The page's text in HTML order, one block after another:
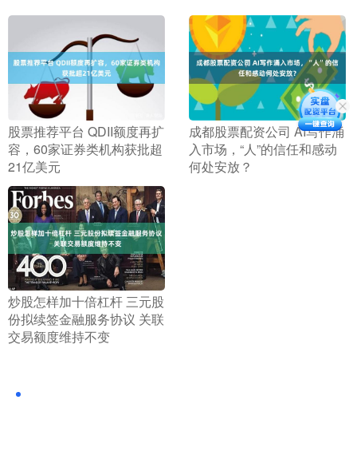
​股票推荐平台 QDII额度再扩
容，60家证券类机构获批超
21亿美元
​成都股票配资公司 AI写作涌
入市场，“人”的信任和感动
何处安放？
​炒股怎样加十倍杠杆 三元股
份拟续签金融服务协议 关联
交易额度维持不变